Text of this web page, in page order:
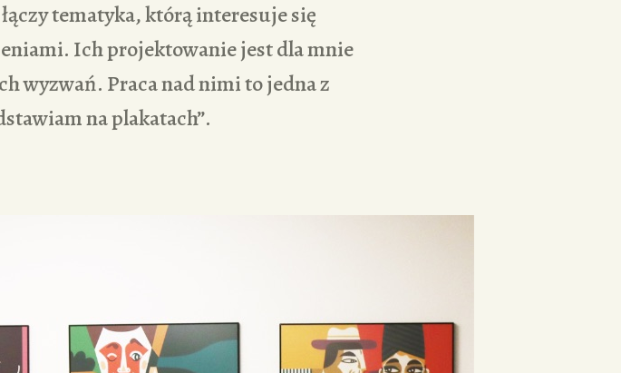
tematyka, którą interesuje się
Ich projektowanie jest dla mnie
wyzwań. Praca nad nimi to jedna z
na plakatach”.